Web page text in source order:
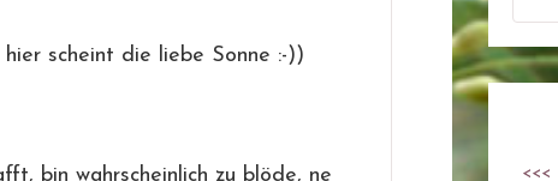
scheint die liebe Sonne :-))
bin wahrscheinlich zu blöde, ne
<<<